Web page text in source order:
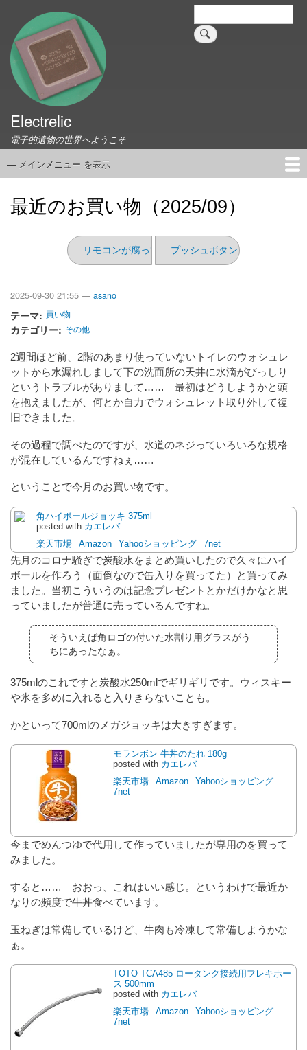
検
索
Electrelic
電子的遺物の世界へようこそ
メ
ン
— メインメニュー を表示
ホーム
EMILY Board
Universal Monitor
コネクタ資料集
このサイトについて
リンク集
最近のお買い物（2025/09）
リモコンが腐っていたプッシュボタン
2025-09-30 21:55 — asano
テーマ 買い物
カテゴリー その他
2週間ほど前、2階のあまり使っていないトイレのウォシュレ
ットから水漏れしまして下の洗面所の天井に水滴がびっしり
というトラブルがありまして…… 最初はどうしようかと頭
を抱えましたが、何とか自力でウォシュレット取り外して復
旧できました。
その過程で調べたのですが、水道のネジっていろいろな規格
が混在しているんですねぇ……
ということで今月のお買い物です。
角ハイボールジョッキ 375ml
posted with カエレバ
楽天市場
Amazon Yahooショッピング 7net
先月のコロナ騒ぎで炭酸水をまとめ買いしたので久々にハイ
ボールを作ろう（面倒なので缶入りを買ってた）と買ってみ
ました。当初こういうのは記念プレゼントとかだけかなと思
っていましたが普通に売っているんですね。
そういえば角ロゴの付いた水割り用グラスがう
ちにあったなぁ。
375mlのこれですと炭酸水250mlでギリギリです。ウィスキー
や氷を多めに入れると入りきらないことも。
かといって700mlのメガジョッキは大きすぎます。
モランボン 牛丼のたれ 180g
posted with カエレバ
楽天市場
Amazon
Yahooショッピング
7net
今までめんつゆで代用して作っていましたが専用のを買って
みました。
すると…… おおっ、これはいい感じ。というわけで最近か
なりの頻度で牛丼食べています。
玉ねぎは常備しているけど、牛肉も冷凍して常備しようかな
ぁ。
TOTO TCA485 ロータンク接続用フレキホー
ス 500mm
posted with カエレバ
楽天市場
Amazon
Yahooショッピング
7net